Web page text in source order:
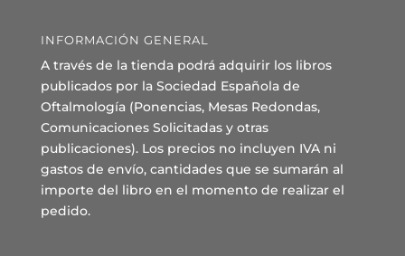
INFORMACIÓN GENERAL
A través de la tienda podrá adquirir los libros
publicados por la Sociedad Española de
Oftalmología (Ponencias, Mesas Redondas,
Comunicaciones Solicitadas y otras
publicaciones). Los precios no incluyen IVA ni
gastos de envío, cantidades que se sumarán al
importe del libro en el momento de realizar el
pedido.